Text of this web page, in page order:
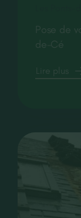
Pose de
de-Cé
Lire plus